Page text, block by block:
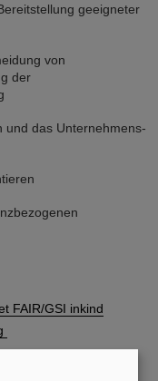
geeigneter
von
der
und das Unternehmens-
FAIR/GSI inkind